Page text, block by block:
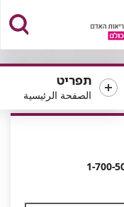
תפריט
الصفحة الرئيسية